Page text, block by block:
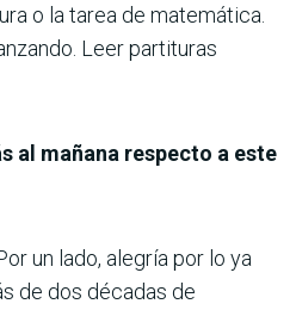
o la tarea de matemática.
Leer partituras
al mañana respecto a este
un lado, alegría por lo ya
de dos décadas de